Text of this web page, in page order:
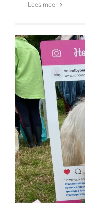
Lees meer